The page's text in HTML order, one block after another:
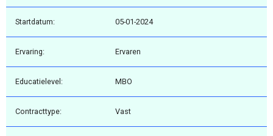
Startdatum: 05-01-2024
Ervaring: Ervaren
Educatielevel: MBO
Contracttype: Vast